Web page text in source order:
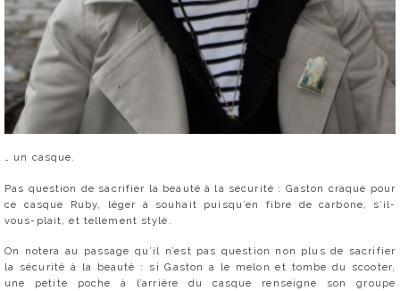
… un casque.
Pas question de sacrifier la beauté à la sécurité : Gaston craque pour
ce casque Ruby, léger à souhait puisqu’en fibre de carbone, s’il-
vous-plait, et tellement stylé.
On notera au passage qu’il n’est pas question non plus de sacrifier
la sécurité à la beauté : si Gaston a le melon et tombe du scooter,
une petite poche à l’arrière du casque renseigne son groupe